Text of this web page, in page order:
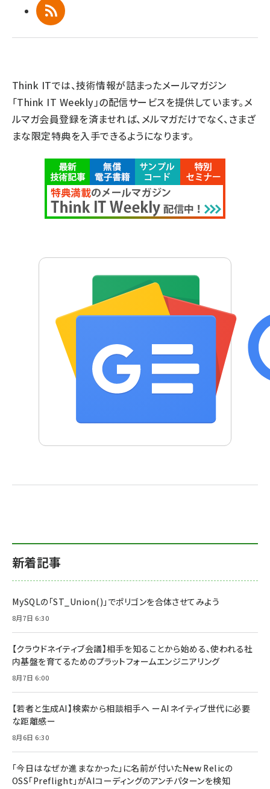
RSS
Think ITでは、技術情報が詰まったメールマガジン
「Think IT Weekly」の配信サービスを提供しています。メ
ルマガ会員登録を済ませれば、メルマガだけでなく、さまざ
まな限定特典を入手できるようになります。
新着記事
MySQLの「ST_Union()」でポリゴンを合体させてみよう
8月7日 6:30
【クラウドネイティブ会議】相手を知ることから始める、使われる社
内基盤を育てるためのプラットフォームエンジニアリング
8月7日 6:00
【若者と生成AI】検索から相談相手へ ーAIネイティブ世代に必要
な距離感ー
8月6日 6:30
「今日はなぜか進まなかった」に名前が付いた――New Relicの
OSS「Preflight」がAIコーディングのアンチパターンを検知